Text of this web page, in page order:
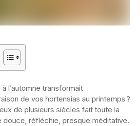
l’automne transformait
de vos hortensias au printemps ?
de plusieurs siècles fait toute la
douce, réfléchie, presque méditative.